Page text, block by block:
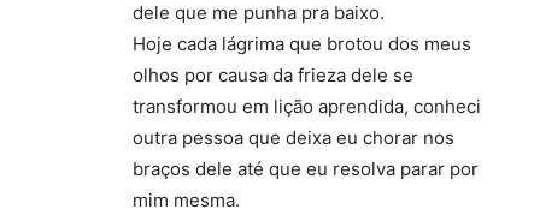
dele que me punha pra baixo.
Hoje cada lágrima que brotou dos meus
olhos por causa da frieza dele se
transformou em lição aprendida, conheci
outra pessoa que deixa eu chorar nos
braços dele até que eu resolva parar por
mim mesma.